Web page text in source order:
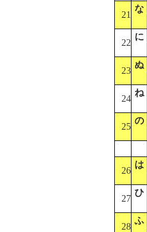
21
な
22
に
23
ぬ
24
ね
25
の
26
は
27
ひ
28
ふ